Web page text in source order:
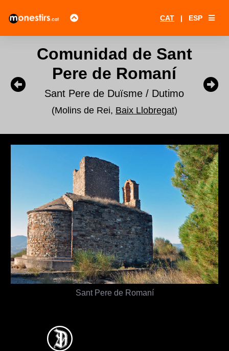
CAT | ESP
Comunidad de Sant
Pere de Romaní
Sant Pere de Duïsme / Dutimo
(Molins de Rei, Baix Llobregat)
Sant Pere de Romaní